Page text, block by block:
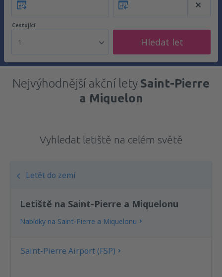
Cestující
1 Hledat let
Nejvýhodnější akční lety Saint-Pierre
a Miquelon
Vyhledat letiště na celém světě
Letět do zemí
Letiště na Saint-Pierre a Miquelonu
Nabídky na Saint-Pierre a Miquelonu
Saint-Pierre Airport (FSP)